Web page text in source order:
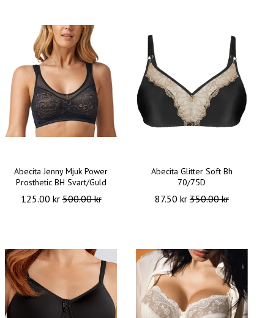
Abecita Jenny Mjuk Power
Prosthetic BH Svart/Guld
125.00 kr500.00 kr
Abecita Glitter Soft Bh
70/75D
87.50 kr350.00 kr